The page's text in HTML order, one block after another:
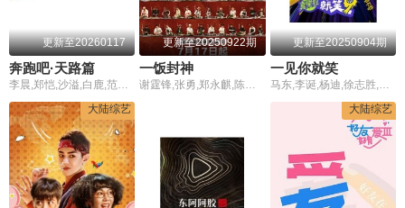
更新至20260117
奔跑吧·天路篇
李晨,郑恺,沙溢,白鹿,范丞丞,宋雨琦,张真源,李昀锐,敖瑞鹏,翟子路,王楚然,徐志胜,沈羽洁
更新至20250922期
一饭封神
谢霆锋,张勇,郑永麒,陈晓卿,李诞,谭国锋,刘嘉玲,蔡卓妍,祝绪丹,丁真珍珠
更新至20250904期
一见你就笑
马东,李诞,杨迪,徐志胜,酷藤,石凯,杨超越,王玉雯,祝绪丹,黄子弘凡,田嘉瑞,包上恩,沙一汀
大陆综艺
大陆综艺